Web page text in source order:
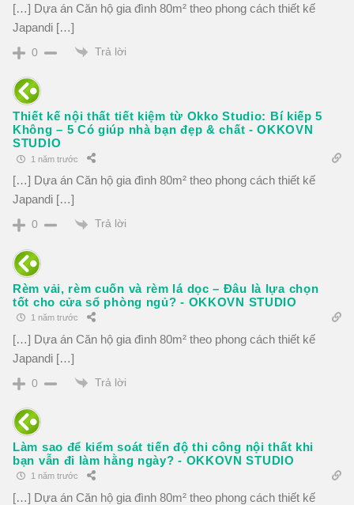
[…] Dựa án Căn hộ gia đình 80m² theo phong cách thiết kế
Japandi […]
0 Trả lời
Thiết kế nội thất tiết kiệm từ Okko Studio: Bí kiếp 5
Không – 5 Có giúp nhà bạn đẹp & chất - OKKOVN
STUDIO
1 năm trước
[…] Dựa án Căn hộ gia đình 80m² theo phong cách thiết kế
Japandi […]
0 Trả lời
Rèm vải, rèm cuốn và rèm lá dọc – Đâu là lựa chọn
tốt cho cửa sổ phòng ngủ? - OKKOVN STUDIO
1 năm trước
[…] Dựa án Căn hộ gia đình 80m² theo phong cách thiết kế
Japandi […]
0 Trả lời
Làm sao để kiểm soát tiến độ thi công nội thất khi
bạn vẫn đi làm hằng ngày? - OKKOVN STUDIO
1 năm trước
[…] Dựa án Căn hộ gia đình 80m² theo phong cách thiết kế